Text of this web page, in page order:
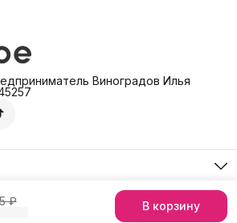
₽ В корзину
Виноградов Илья
г. Москва, ул. Дмитровское шоссе,
Оплата Правила возврата